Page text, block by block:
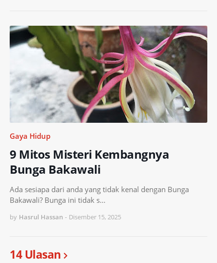
Gaya Hidup
9 Mitos Misteri Kembangnya
Bunga Bakawali
Ada sesiapa dari anda yang tidak kenal dengan Bunga
Bakawali? Bunga ini tidak s…
by Hasrul Hassan - Disember 15, 2025
14 Ulasan